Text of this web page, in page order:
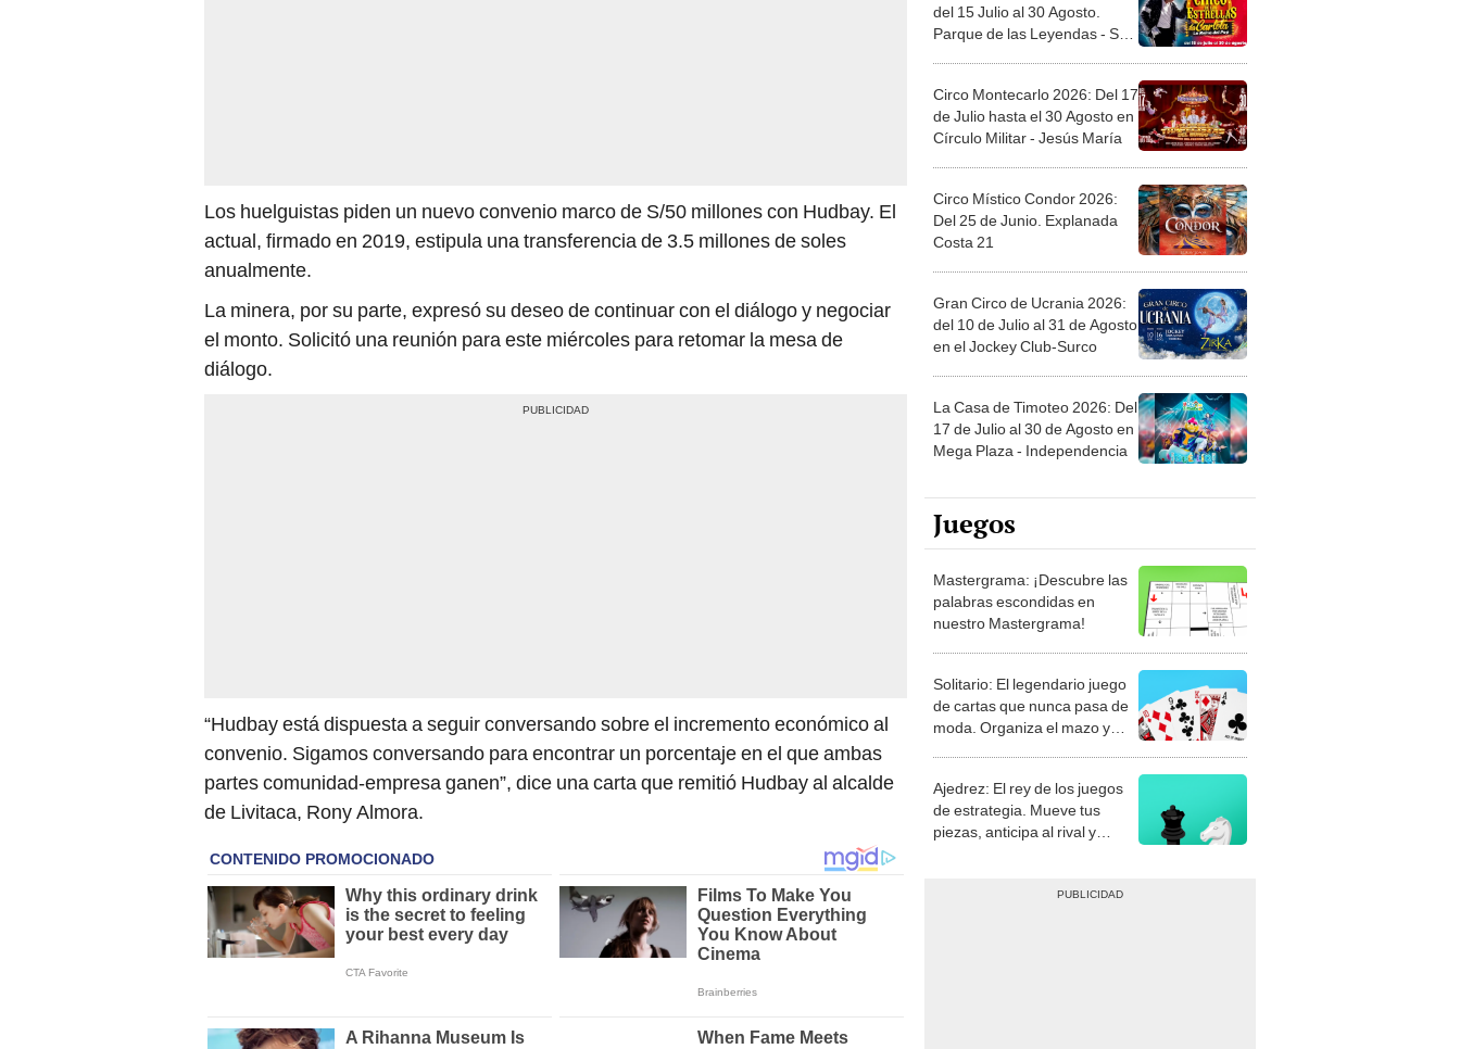
Los huelguistas piden un nuevo convenio marco de S/50 millones con Hudbay. El
actual, firmado en 2019, estipula una transferencia de 3.5 millones de soles
anualmente.
La minera, por su parte, expresó su deseo de continuar con el diálogo y negociar
el monto. Solicitó una reunión para este miércoles para retomar la mesa de
diálogo.
“Hudbay está dispuesta a seguir conversando sobre el incremento económico al
convenio. Sigamos conversando para encontrar un porcentaje en el que ambas
partes comunidad-empresa ganen”, dice una carta que remitió Hudbay al alcalde
de Livitaca, Rony Almora.
del 15 Julio al 30 Agosto.
Parque de las Leyendas - San
Circo Montecarlo 2026: Del 17
de Julio hasta el 30 Agosto en
Círculo Militar - Jesús María
Circo Místico Condor 2026:
Del 25 de Junio. Explanada
Costa 21
Gran Circo de Ucrania 2026:
del 10 de Julio al 31 de Agosto
en el Jockey Club-Surco
La Casa de Timoteo 2026: Del
17 de Julio al 30 de Agosto en
Mega Plaza - Independencia
Juegos
Mastergrama: ¡Descubre las
palabras escondidas en
nuestro Mastergrama!
Solitario: El legendario juego
de cartas que nunca pasa de
moda. Organiza el mazo y
Ajedrez: El rey de los juegos
de estrategia. Mueve tus
piezas, anticipa al rival y